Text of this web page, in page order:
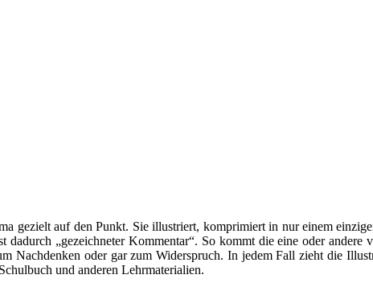
gezielt auf den Punkt. Sie illustriert, komprimiert in nur einem
„gezeichneter Kommentar“. So kommt die eine oder
Nachdenken oder gar zum Widerspruch. In jedem Fall zieht die
und anderen Lehrmaterialien.